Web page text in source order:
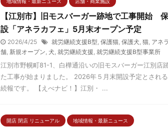
【江別市】旧モスバーガー跡地で工事開始
設「アネラカフェ」5月末オープン予定
2026/4/25 就労継続支援B型, 保護猫, 保護犬, 猫, アネ
舗, 新規オープン, 犬, 就労継続支援, 就労継続支援B型事業所
江別市野幌町81-1、白樺通沿いの旧モスバーガー江別店
た工事が始まりました。 2026年５月末開設予定とされ
続報です。 【えべナビ！】江別・ ...
開店 閉店 リニューアル 地域情報・最新ニュース